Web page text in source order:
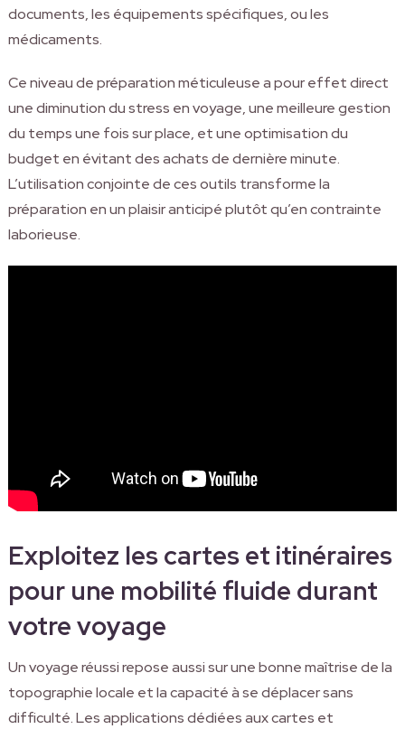
documents, les équipements spécifiques, ou les
médicaments.
Ce niveau de préparation méticuleuse a pour effet direct
une diminution du stress en voyage, une meilleure gestion
du temps une fois sur place, et une optimisation du
budget en évitant des achats de dernière minute.
L’utilisation conjointe de ces outils transforme la
préparation en un plaisir anticipé plutôt qu’en contrainte
laborieuse.
Exploitez les cartes et itinéraires
pour une mobilité fluide durant
votre voyage
Un voyage réussi repose aussi sur une bonne maîtrise de la
topographie locale et la capacité à se déplacer sans
difficulté. Les applications dédiées aux cartes et